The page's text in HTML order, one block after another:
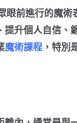
前進行的魔
升個人自信
魔術課程，特別